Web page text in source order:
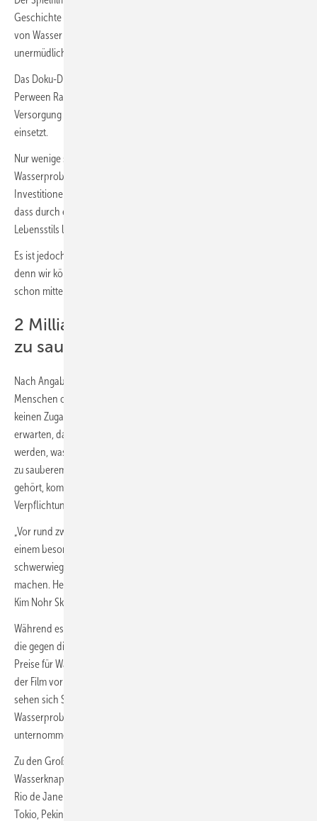
Geschichte und will die Aufmerksamkeit auf den unermesslichen Wert
von Wasser lenken und dabei diejenigen hervorheben, die sich
unermüdlich und engagiert für die nötigen Lösungen stark machen.
Das Doku-Drama erzählt die außergewöhnliche Geschichte von
Perween Rahman, einer Frau, die sich mit aller Kraft für die sichere
Versorgung der ärmsten Gemeinden Karachis mit sauberem Wasser
einsetzt.
Nur wenige sind sich heutzutage über den Ernst der globalen
Wasserprobleme im Klaren. Vielfach herrscht die Meinung vor, dass
Investitionen zu kostspielig und Amortisationszeiten zu lang sind und
dass durch einen niedrigeren Wasserverbrauch die Qualität unseres
Lebensstils leiden würden.
Es ist jedoch an der Zeit, umzudenken und entsprechend zu handeln,
denn wir können uns nicht vor der Tatsache verstecken, dass die Welt
schon mitten in einer
2 Milliarden Menschen ohne Zugang
zu sauberem Wasser
Nach Angaben der Vereinten Nationen leben mehr als 2 Milliarden
Menschen ohne Zugang zu sauberem Wasser. 785 Millionen haben
keinen Zugang zu einer Grundversorgung mit Wasser. Es ist zu
erwarten, dass diese Zahlen als Folge des Klimawandels noch steigen
werden, was diese Probleme in ein neues Licht rückt. Da der Zugang
zu sauberem Trinkwasser zu den Grundrechten des Menschen
gehört, kommen wir als globale Gemeinschaft unseren
Verpflichtungen nicht nach.
„Vor rund zwei Jahren hat sich die Grundfos Stiftung entschieden, mit
einem besonderen Projekt dazu beizutragen, der Welt die
schwerwiegenden Folgen der globalen Wasserkrise bewusst zu
machen. Heute sind wir stolz darauf, Into Dust zu präsentieren“, sagt
Kim Nohr Skibsted, Direktor der Grundfos Stiftung.
Während es in Into Dust um den heldenhaften Einsatz einer Frau geht,
die gegen die Ungerechtigkeit kämpft, dass arme Gemeinden hohe
Preise für Wasser zahlen müssen, das ihnen rechtmäßig zusteht, spielt
der Film vor dem Hintergrund der globalen Wasserkrise. Weltweit
sehen sich Städte in den kommenden Jahren mit einem erheblichen
Wasserproblem konfrontiert, wenn nicht rechtzeitig etwas dagegen
unternommen wird.
Zu den Großstädten, die bis 2030 voraussichtlich unter
Wasserknappheit leiden werden, gehören: San Francisco, Houston,
Rio de Janeiro, Madrid, Rom, London, Tel Aviv, Durban, Kapstadt,
Tokio, Peking, Manila, Jakarta, Sydney, Melbourne und andere mehr.